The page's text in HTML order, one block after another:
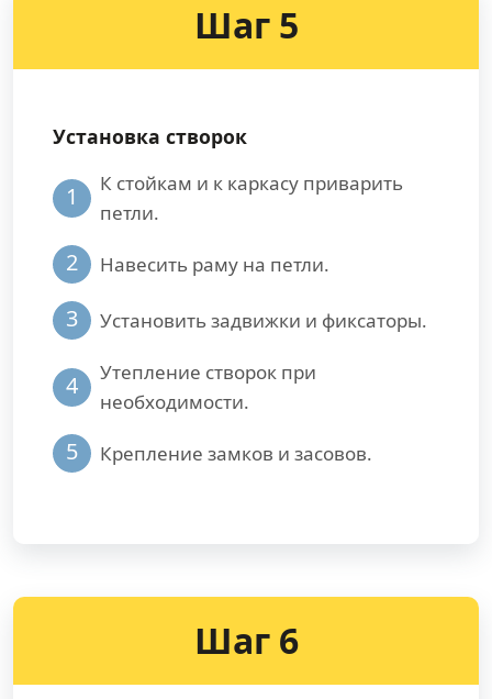
Шаг 5
Установка створок
1
К стойкам и к каркасу приварить
петли.
2 Навесить раму на петли.
3 Установить задвижки и фиксаторы.
4
Утепление створок при
необходимости.
5 Крепление замков и засовов.
Шаг 6